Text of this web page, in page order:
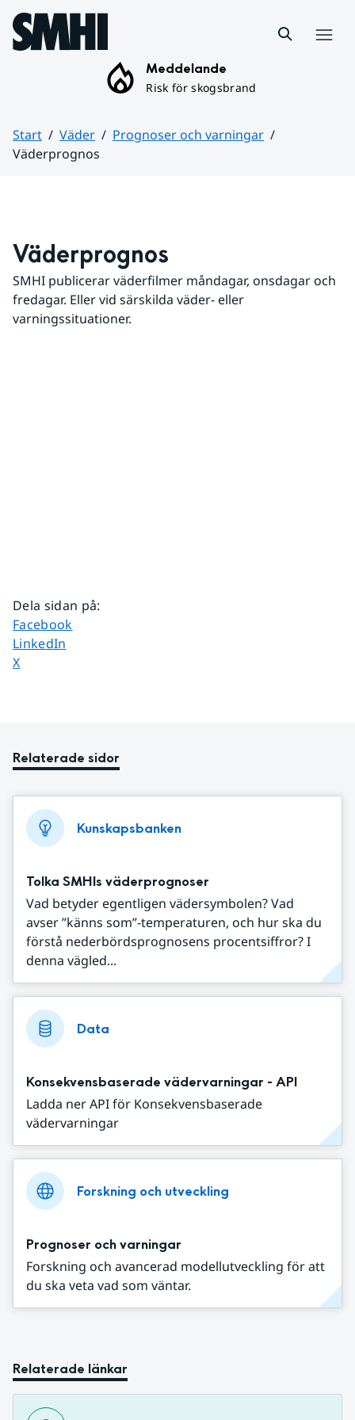
Hoppa till sidans innehåll
Meddelande
Risk för skogsbrand
Start Väder
Prognoser och varningar
Väderprognos
Väderprognos
SMHI publicerar väderfilmer måndagar, onsdagar och
fredagar. Eller vid särskilda väder- eller
varningssituationer.
Dela sidan på:
Dela sidan på
Facebook
Dela sidan på
LinkedIn
Dela sidan på
X
Relaterade sidor
Kunskapsbanken
Tolka SMHIs väderprognoser
Vad betyder egentligen vädersymbolen? Vad
avser ”känns som”-temperaturen, och hur ska du
förstå nederbördsprognosens procentsiffror? I
denna vägled...
Data
Konsekvensbaserade vädervarningar - API
Ladda ner API för Konsekvensbaserade
vädervarningar
Forskning och utveckling
Prognoser och varningar
Forskning och avancerad modellutveckling för att
du ska veta vad som väntar.
Relaterade länkar